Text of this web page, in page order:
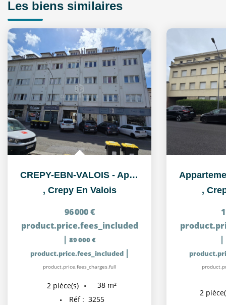
Les biens similaires
CREPY-EBN-VALOIS - Appartement 2 pièce(s) 38.28 m2
, Crepy En Valois
96 000 €
product.price.fees_included
| 89 000 €
product.price.fees_included |
product.price.fees_charges.full
2 pièce(s) 38 m²
Réf : 3255
,
|
2